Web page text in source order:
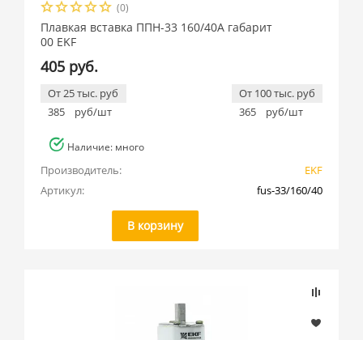
Производитель
EKF (
(0)
Плавкая вставка ППН-33 160/40А габарит
00 EKF
405 руб.
От 25 тыс. руб
385
руб/шт
От 100 тыс. руб
365
руб/шт
Наличие: много
Производитель:
EKF
Артикул:
fus-33/160/40
В корзину